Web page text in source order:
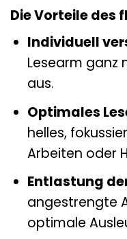
Die Vorteile des
Individuell
Lesearm ganz
aus.
Optimales
helles,
Arbeiten oder
Entlastung
angestrengte
optimale